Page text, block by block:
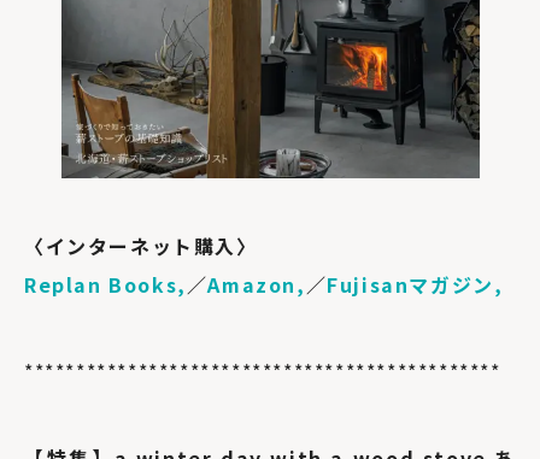
〈インターネット購入〉
Replan Books,／Amazon,／Fujisanマガジン,
**********************************************